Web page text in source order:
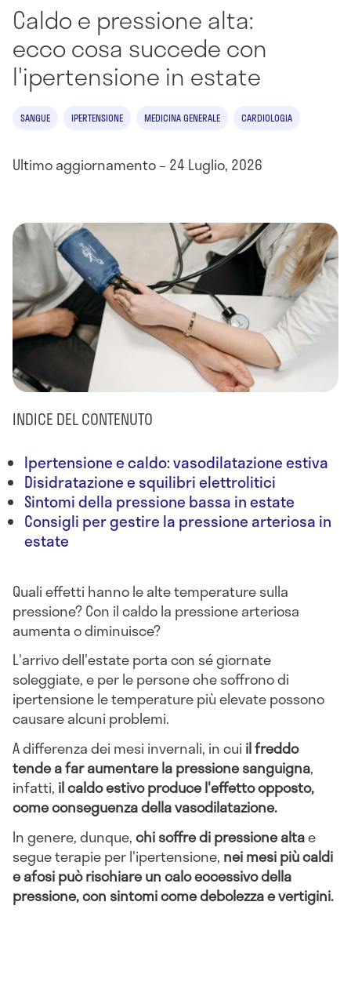
Caldo e pressione alta:
ecco cosa succede con
l'ipertensione in estate
SANGUE IPERTENSIONE MEDICINA GENERALE CARDIOLOGIA
Ultimo aggiornamento – 24 Luglio, 2026
INDICE DEL CONTENUTO
Ipertensione e caldo: vasodilatazione estiva
Disidratazione e squilibri elettrolitici
Sintomi della pressione bassa in estate
Consigli per gestire la pressione arteriosa in
estate
Quali effetti hanno le alte temperature sulla
pressione? Con il caldo la pressione arteriosa
aumenta o diminuisce?
L'arrivo dell'estate porta con sé giornate
soleggiate, e per le persone che soffrono di
ipertensione le temperature più elevate possono
causare alcuni problemi.
A differenza dei mesi invernali, in cui il freddo
tende a far aumentare la pressione sanguigna,
infatti, il caldo estivo produce l'effetto opposto,
come conseguenza della vasodilatazione.
In genere, dunque,chi soffre di pressione altae
segue terapie per l'ipertensione, nei mesi più caldi
e afosi può rischiare un calo eccessivo della
pressione, con sintomi come debolezza e vertigini.